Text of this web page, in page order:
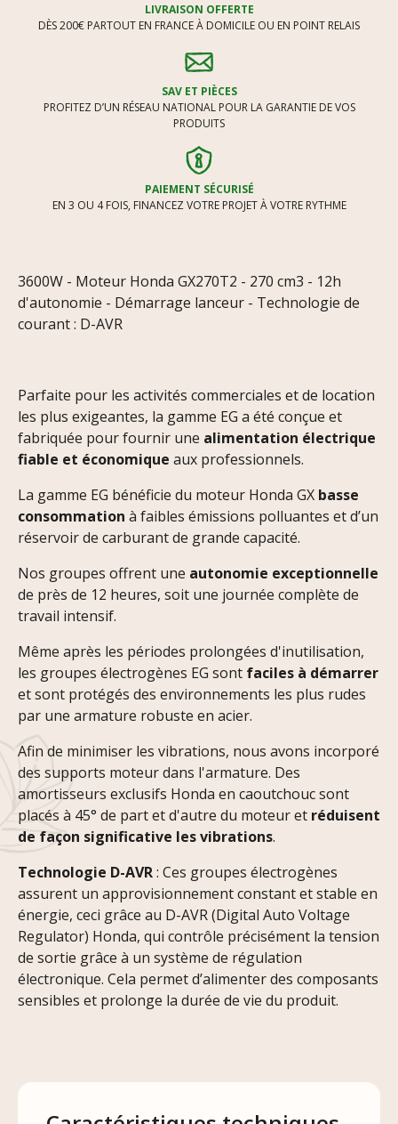
LIVRAISON OFFERTE
DÈS 200€ PARTOUT EN FRANCE À DOMICILE OU EN POINT RELAIS
SAV ET PIÈCES
PROFITEZ D’UN RÉSEAU NATIONAL POUR LA GARANTIE DE VOS
PRODUITS
PAIEMENT SÉCURISÉ
EN 3 OU 4 FOIS, FINANCEZ VOTRE PROJET À VOTRE RYTHME
3600W - Moteur Honda GX270T2 - 270 cm3 - 12h
d'autonomie - Démarrage lanceur - Technologie de
courant : D-AVR
Parfaite pour les activités commerciales et de location
les plus exigeantes, la gamme EG a été conçue et
fabriquée pour fournir une alimentation électrique
fiable et économique aux professionnels.
La gamme EG bénéficie du moteur Honda GX basse
consommation à faibles émissions polluantes et d’un
réservoir de carburant de grande capacité.
Nos groupes offrent une autonomie exceptionnelle
de près de 12 heures, soit une journée complète de
travail intensif.
Même après les périodes prolongées d'inutilisation,
les groupes électrogènes EG sont faciles à démarrer
et sont protégés des environnements les plus rudes
par une armature robuste en acier.
Afin de minimiser les vibrations, nous avons incorporé
des supports moteur dans l'armature. Des
amortisseurs exclusifs Honda en caoutchouc sont
placés à 45° de part et d'autre du moteur et réduisent
de façon significative les vibrations.
Technologie D-AVR: Ces groupes électrogènes
assurent un approvisionnement constant et stable en
énergie, ceci grâce au D-AVR (Digital Auto Voltage
Regulator) Honda, qui contrôle précisément la tension
de sortie grâce à un système de régulation
électronique. Cela permet d’alimenter des composants
sensibles et prolonge la durée de vie du produit.